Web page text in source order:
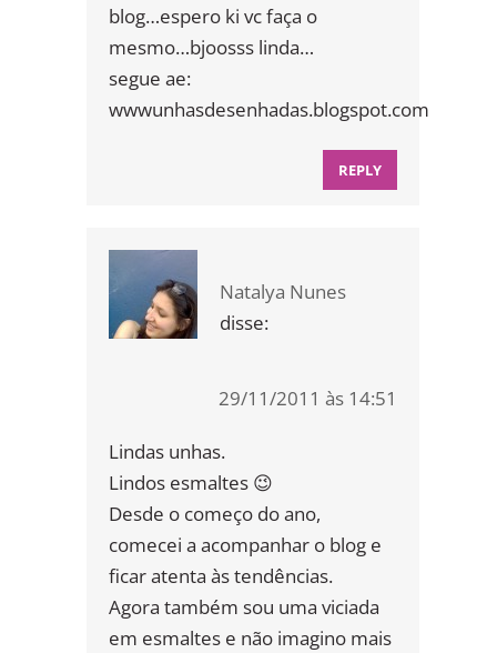
blog…espero ki vc faça o
mesmo…bjoosss linda…
segue ae:
wwwunhasdesenhadas.blogspot.com
REPLY
Natalya Nunes
disse:
29/11/2011 às 14:51
Lindas unhas.
Lindos esmaltes 😉
Desde o começo do ano,
comecei a acompanhar o blog e
ficar atenta às tendências.
Agora também sou uma viciada
em esmaltes e não imagino mais